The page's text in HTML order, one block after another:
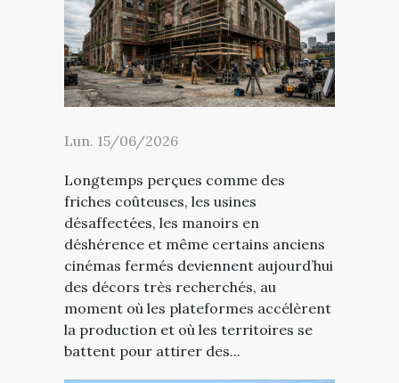
Lun. 15/06/2026
Longtemps perçues comme des
friches coûteuses, les usines
désaffectées, les manoirs en
déshérence et même certains anciens
cinémas fermés deviennent aujourd’hui
des décors très recherchés, au
moment où les plateformes accélèrent
la production et où les territoires se
battent pour attirer des...